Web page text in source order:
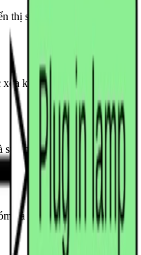
thị sau khi lưu đồ được
khối quy trình, nút quyết
các nhánh chưa rõ khi
và thứ tự đọc trên canvas